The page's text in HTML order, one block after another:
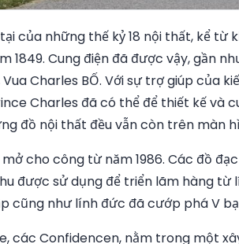
của những thế kỷ 18 nội thất, kể
1849. Cung điện đã được vậy, gần
Vua Charles BỐ. Với sự trợ giúp của
Charles đã có thể để thiết kế và
đồ nội thất đều vẫn còn trên màn
cho công từ năm 1986. Các đồ
được sử dụng để triển lãm hàng
cũng như lính đức đã cướp phá V
các Confidencen, nằm trong một